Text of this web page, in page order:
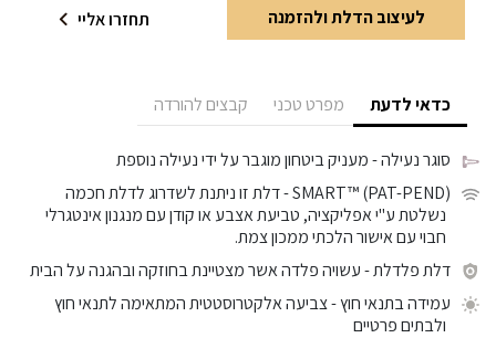
לעיצוב הדלת ולהזמנה תחזרו אליי
כדאי לדעת מפרט טכני קבצים להורדה
סוגר נעילה- מעניק ביטחון מוגבר על ידי נעילה נוספת
SMART™ (PAT-PEND)- דלת זו ניתנת לשדרוג לדלת חכמה
נשלטת ע"י אפליקציה, טביעת אצבע או קודן עם מנגנון אינטגרלי
חבוי עם אישור הלכתי ממכון צמת.
דלת פלדלת- עשויה פלדה אשר מצטיינת בחוזקה ובהגנה על הבית
עמידה בתנאי חוץ- צביעה אלקטרוסטטית המתאימה לתנאי חוץ
ולבתים פרטיים